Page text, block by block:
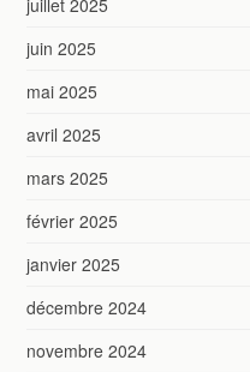
juillet 2025
juin 2025
mai 2025
avril 2025
mars 2025
février 2025
janvier 2025
décembre 2024
novembre 2024